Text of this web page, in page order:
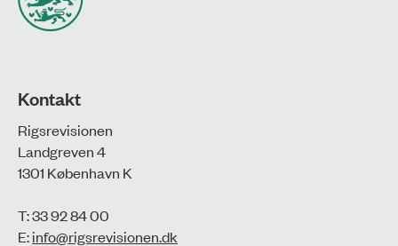
Kontakt
Rigsrevisionen
Landgreven 4
1301 København K
T: 33 92 84 00
E:info@rigsrevisionen.dk